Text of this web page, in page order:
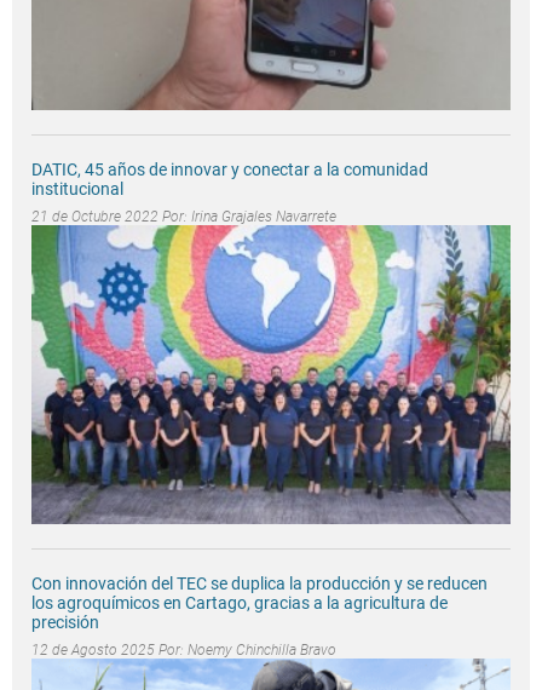
DATIC, 45 años de innovar y conectar a la comunidad
institucional
21 de Octubre 2022 Por: Irina Grajales Navarrete
Con innovación del TEC se duplica la producción y se reducen
los agroquímicos en Cartago, gracias a la agricultura de
precisión
12 de Agosto 2025 Por: Noemy Chinchilla Bravo